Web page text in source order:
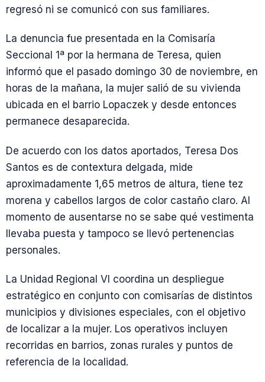
regresó ni se comunicó con sus familiares.
La denuncia fue presentada en la Comisaría
Seccional 1ª por la hermana de Teresa, quien
informó que el pasado domingo 30 de noviembre, en
horas de la mañana, la mujer salió de su vivienda
ubicada en el barrio Lopaczek y desde entonces
permanece desaparecida.
De acuerdo con los datos aportados, Teresa Dos
Santos es de contextura delgada, mide
aproximadamente 1,65 metros de altura, tiene tez
morena y cabellos largos de color castaño claro. Al
momento de ausentarse no se sabe qué vestimenta
llevaba puesta y tampoco se llevó pertenencias
personales.
La Unidad Regional VI coordina un despliegue
estratégico en conjunto con comisarías de distintos
municipios y divisiones especiales, con el objetivo
de localizar a la mujer. Los operativos incluyen
recorridas en barrios, zonas rurales y puntos de
referencia de la localidad.